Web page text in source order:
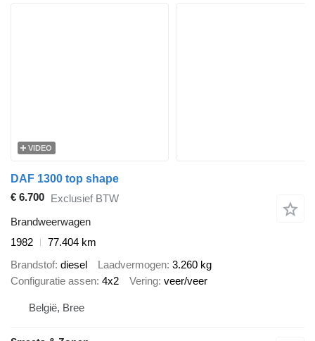
VIDEO
DAF 1300 top shape
€ 6.700 Exclusief BTW
Brandweerwagen
1982
77.404 km
Brandstof diesel Laadvermogen 3.260 kg
Configuratie assen 4x2 Vering veer/veer
België, Bree